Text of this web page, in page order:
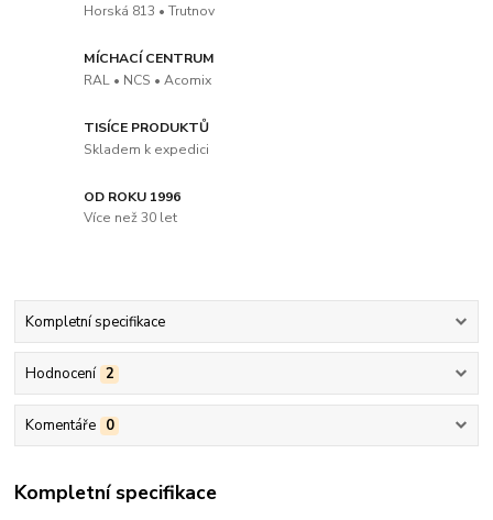
Horská 813 • Trutnov
MÍCHACÍ CENTRUM
RAL • NCS • Acomix
TISÍCE PRODUKTŮ
Skladem k expedici
OD ROKU 1996
Více než 30 let
Kompletní specifikace
Hodnocení 2
Komentáře 0
Kompletní specifikace